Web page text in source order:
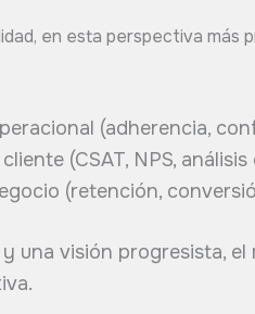
en esta perspectiva más
(adherencia,
(CSAT, NPS,
(retención,
una visión progresista,